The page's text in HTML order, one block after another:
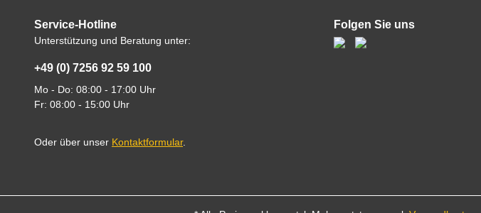
Service-Hotline
Unterstützung und Beratung unter:
+49 (0) 7256 92 59 100
Mo - Do: 08:00 - 17:00 Uhr
Fr: 08:00 - 15:00 Uhr
Oder über unser Kontaktformular.
Folgen Sie uns